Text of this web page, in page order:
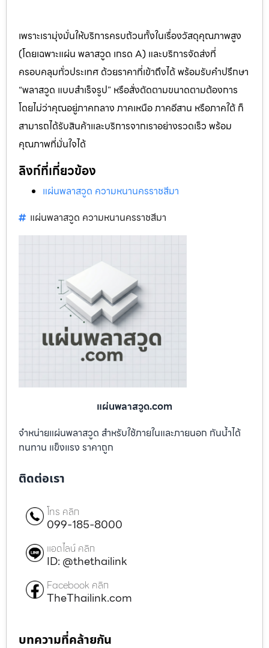
เพราะเรามุ่งมั่นให้บริการครบถ้วนทั้งในเรื่องวัสดุคุณภาพสูง
(โดยเฉพาะแผ่น พลาสวูด เกรด A) และบริการจัดส่งที่
ครอบคลุมทั่วประเทศ ด้วยราคาที่เข้าถึงได้ พร้อมรับคำปรึกษา
“พลาสวูด แบบสำเร็จรูป” หรือสั่งตัดตามขนาดตามต้องการ
โดยไม่ว่าคุณอยู่ภาคกลาง ภาคเหนือ ภาคอีสาน หรือภาคใต้ ก็
สามารถได้รับสินค้าและบริการจากเราอย่างรวดเร็ว พร้อม
คุณภาพที่มั่นใจได้
ลิงก์ที่เกี่ยวข้อง
แผ่นพลาสวูด ความหนานครราชสีมา
แผ่นพลาสวูด ความหนานครราชสีมา
แผ่นพลาสวูด.com
จำหน่ายแผ่นพลาสวูด สำหรับใช้ภายในและภายนอก กันน้ำได้
ทนทาน แข็งแรง ราคาถูก
ติดต่อเรา
โทร คลิก
099-185-8000
แอดไลน์ คลิก
ID: @thethailink
Facebook คลิก
TheThailink.com
บทความที่คล้ายกัน